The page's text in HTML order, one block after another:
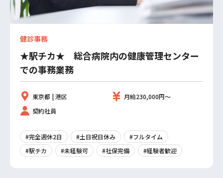
健診事務
★駅チカ★ 総合病院内の健康管理センター
での事務業務
東京都 | 港区
月給230,000円～
契約社員
#完全週休2日 #土日祝日休み
#フルタイム
#駅チカ
#未経験可 #社保完備 #経験者歓迎